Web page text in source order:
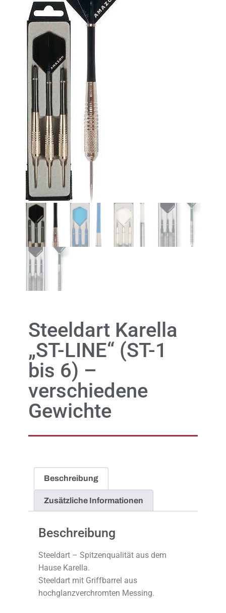
Steeldart Karella
„ST-LINE“ (ST-1
bis 6) –
verschiedene
Gewichte
Beschreibung
Zusätzliche Informationen
Beschreibung
Steeldart – Spitzenqualität aus dem
Hause Karella.
Steeldart mit Griffbarrel aus
hochglanzverchromten Messing.